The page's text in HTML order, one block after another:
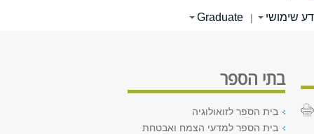
שימושי |
Graduate
בתי הספר
בית הספר לזואולוגיה
בית הספר למדעי הצמח ואבטחת